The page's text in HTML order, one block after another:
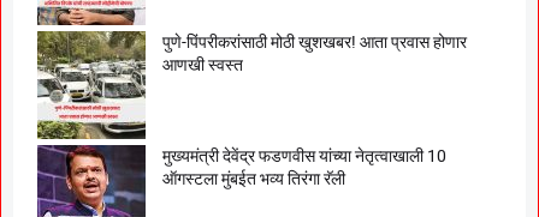
पुणे-पिंपरीकरांसाठी मोठी खुशखबर! आता प्रवास होणार
आणखी स्वस्त
मुख्यमंत्री देवेंद्र फडणवीस यांच्या नेतृत्वाखाली 10
ऑगस्टला मुंबईत भव्य तिरंगा रॅली